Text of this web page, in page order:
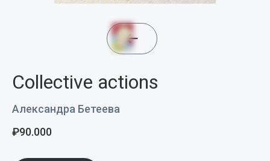
Collective actions
Александра Бетеева
₽90.000